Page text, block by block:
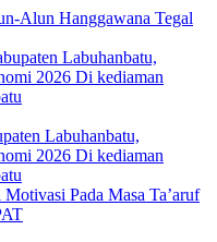
Alun Hanggawana Tegal
Labuhanbatu,
2026 Di kediaman